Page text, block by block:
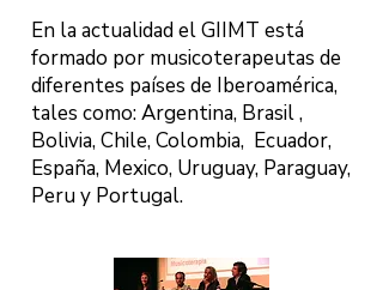
En la actualidad el GIIMT está
formado por musicoterapeutas de
diferentes países de Iberoamérica,
tales como: Argentina, Brasil ,
Bolivia, Chile, Colombia, Ecuador,
España, Mexico, Uruguay, Paraguay,
Peru y Portugal.